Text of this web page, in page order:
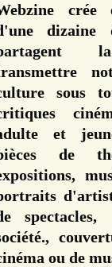
crée
dizaine
sous
et
de
ou de